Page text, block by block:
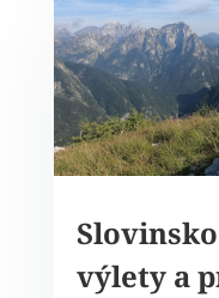
výlety a